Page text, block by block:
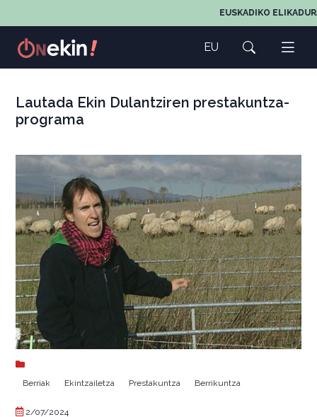
EUSKADIKO
EU
Lautada Ekin Dulantziren prestakuntza-
programa
Berriak Ekintzailetza Prestakuntza Berrikuntza
2/07/2024